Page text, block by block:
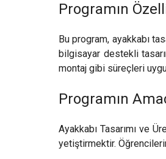
Programın
Bu program, ayakkabı
bilgisayar destekli
montaj gibi süreçleri
Programın
Ayakkabı Tasarımı ve
yetiştirmektir.